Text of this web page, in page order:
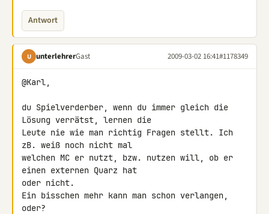
Antwort
U unterlehrerGast 2009-03-02 16:41#1178349
@Karl,
du Spielverderber, wenn du immer gleich die
Lösung verrätst, lernen die
Leute nie wie man richtig Fragen stellt. Ich
zB. weiß noch nicht mal
welchen MC er nutzt, bzw. nutzen will, ob er
einen externen Quarz hat
oder nicht.
Ein bisschen mehr kann man schon verlangen,
oder?